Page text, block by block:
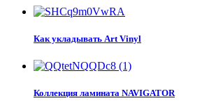
Как укладывать Art Vinyl
Коллекция ламината NAVIGATOR